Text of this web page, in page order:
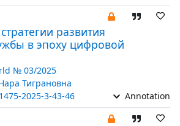
развития
в эпоху цифровой
№ 03/2025
Тиграновна
2025-3-43-46 Annotation